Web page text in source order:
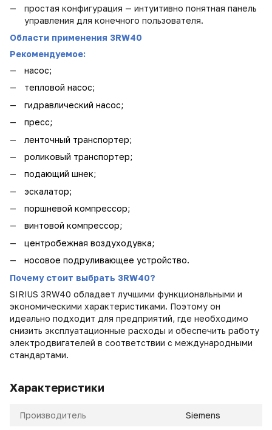
простая конфигурация — интуитивно понятная панель
управления для конечного пользователя.
Области применения 3RW40
Рекомендуемое:
насос;
тепловой насос;
гидравлический насос;
пресс;
ленточный транспортер;
роликовый транспортер;
подающий шнек;
эскалатор;
поршневой компрессор;
винтовой компрессор;
центробежная воздуходувка;
носовое подруливающее устройство.
Почему стоит выбрать 3RW40?
SIRIUS 3RW40 обладает лучшими функциональными и
экономическими характеристиками. Поэтому он
идеально подходит для предприятий, где необходимо
снизить эксплуатационные расходы и обеспечить работу
электродвигателей в соответствии с международными
стандартами.
Характеристики
Производитель Siemens